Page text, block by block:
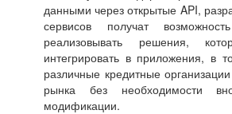
данными через открытые API,
сервисов получат
реализовывать решения,
интегрировать в приложения, в
различные кредитные
рынка без необходимости
модификации.